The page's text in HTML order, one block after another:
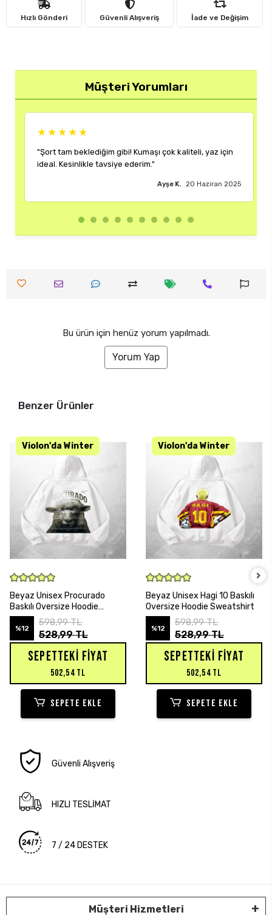
Hızlı Gönderi Güvenli Alışveriş İade ve Değişim
Müşteri Yorumları
gibi! Kumaşı çok kaliteli, yaz için
tavsiye ederim."
"Rengi ve kalıbı harika.
Bu ürün için henüz yorum yapılmadı.
Yorum Yap
Benzer Ürünler
Beyaz Unisex Procurado
Baskılı Oversize Hoodie
Sweatshirt
%12
598,99 TL
528,99 TL
SEPETTEKI FIYAT
502,54 TL
SEPETE EKLE
Beyaz Unisex Hagi 10 Baskılı
Oversize Hoodie Sweatshirt
%12
598,99 TL
528,99 TL
SEPETTEKI FIYAT
502,54 TL
SEPETE EKLE
Güvenli Alışveriş
HIZLI TESLİMAT
7 / 24 DESTEK
Müşteri Hizmetleri